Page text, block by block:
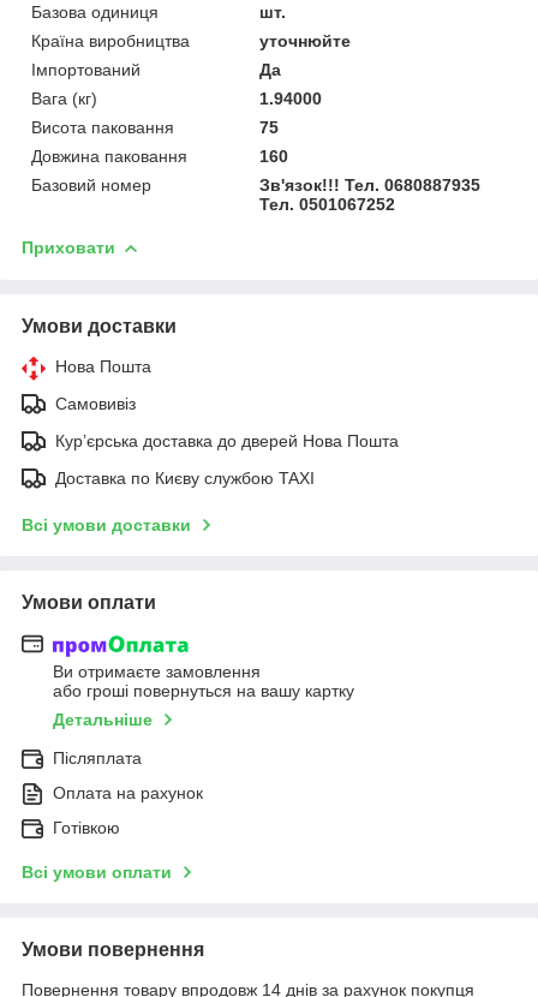
Базова одиниця
шт.
Країна виробництва
уточнюйте
Імпортований
Да
Вага (кг)
1.94000
Висота паковання
75
Довжина паковання
160
Базовий номер
Зв'язок!!! Тел. 0680887935
Тел. 0501067252
Приховати
Умови доставки
Нова Пошта
Самовивіз
Курʼєрська доставка до дверей Нова Пошта
Доставка по Києву службою TAXI
Всі умови доставки
Умови оплати
Ви отримаєте замовлення
або гроші повернуться на вашу картку
Детальніше
Післяплата
Оплата на рахунок
Готівкою
Всі умови оплати
Умови повернення
Повернення товару впродовж 14 днів за рахунок покупця